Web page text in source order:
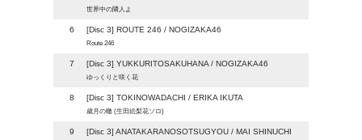
世界中の隣人よ
6 [Disc 3] ROUTE 246 / NOGIZAKA46
Route 246
7 [Disc 3] YUKKURITOSAKUHANA / NOGIZAKA46
ゆっくりと咲く花
8 [Disc 3] TOKINOWADACHI / ERIKA IKUTA
歳月の轍 (生田絵梨花ソロ)
9 [Disc 3] ANATAKARANOSOTSUGYOU / MAI SHINUCHI